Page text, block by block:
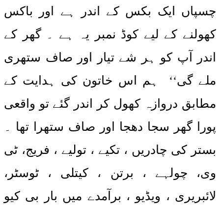
چسپاں ایک بکس کے اندر ہے اور باکس
کھولنے کے لیے کوڈ نمبر یہ ہے ۔ گھر کے
اندر آپ کو ہر شے تیار اور صاف ستھری
ملے گی‘‘ ہم اس خاتون کی ہدایت کے
مطابق دروازہ کھول کر اندر گئے تو واقعی
پورا گھر سجا دھجا اور صاف ستھرا تھا ۔
بستر کی چادریں ، تکیے ، تولیے ، فریج، ٹی
وی، چولہے ، برتن ، کیتلی ، ٹوسٹر،
لائبریری ، ویڈیو ، برآمدے میں بار بی کیو